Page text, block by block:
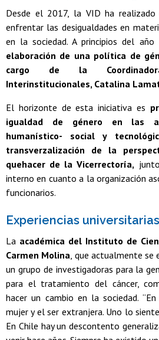
Desde el 2017, la VID ha realizado
enfrentar las desigualdades en
en la sociedad. A principios del
elaboración de una política de
cargo de la
Interinstitucionales, Catalina
El horizonte de esta iniciativa es
igualdad de género en las
humanístico- social y
transverzalización de la
quehacer de la Vicerrectoría,
interno en cuanto a la organización
funcionarios.
Experiencias universitarias
La académica del Instituto de
Carmen Molina, que actualmente se
un grupo de investigadoras para la
para el tratamiento del cáncer,
hacer un cambio en la sociedad.
mujer y el ser extranjera. Uno lo
En Chile hay un descontento